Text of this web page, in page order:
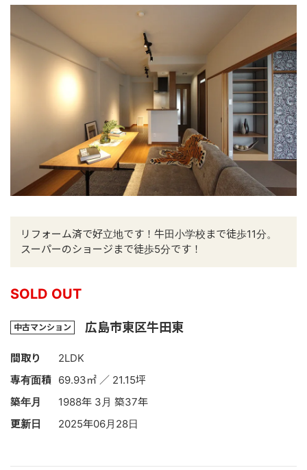
リフォーム済で好立地です！牛田小学校まで徒歩11分。
スーパーのショージまで徒歩5分です！
SOLD OUT
中古マンション 広島市東区牛田東
間取り
2LDK
専有面積 69.93㎡ ／ 21.15坪
築年月
1988年 3月 築37年
更新日
2025年06月28日